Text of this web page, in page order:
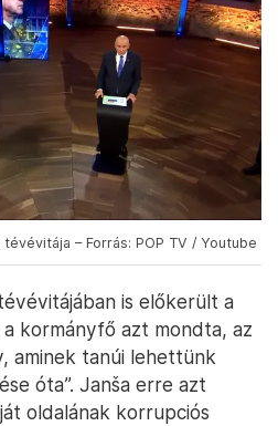
– Forrás: POP TV / Youtube
is előkerült a
kormányfő azt mondta, az
aminek tanúi lehettünk
óta”. Janša erre azt
oldalának korrupciós